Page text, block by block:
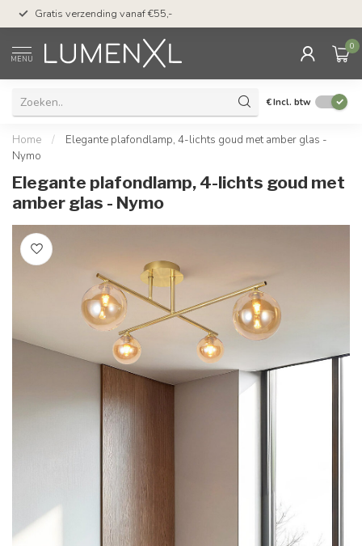
Gratis verzending vanaf €55,-
MENU
0
€Incl. btw
Home /
Elegante plafondlamp, 4-lichts goud met amber glas -
Nymo
Elegante plafondlamp, 4-lichts goud met
amber glas - Nymo